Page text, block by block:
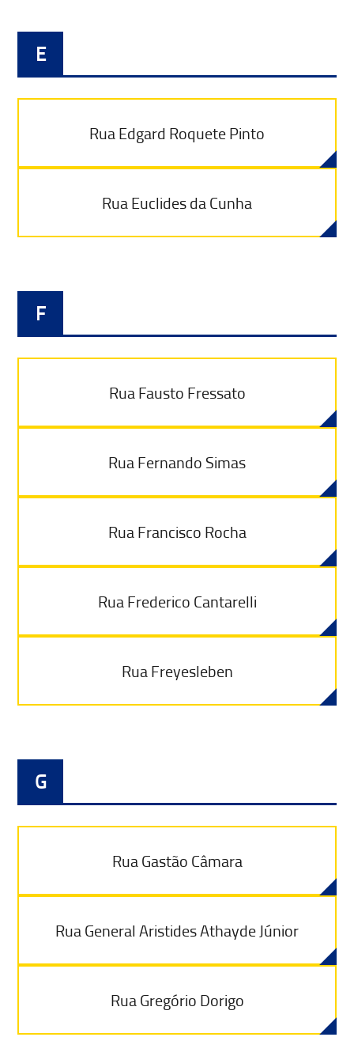
E
Rua Edgard Roquete Pinto
Rua Euclides da Cunha
F
Rua Fausto Fressato
Rua Fernando Simas
Rua Francisco Rocha
Rua Frederico Cantarelli
Rua Freyesleben
G
Rua Gastão Câmara
Rua General Aristides Athayde Júnior
Rua Gregório Dorigo